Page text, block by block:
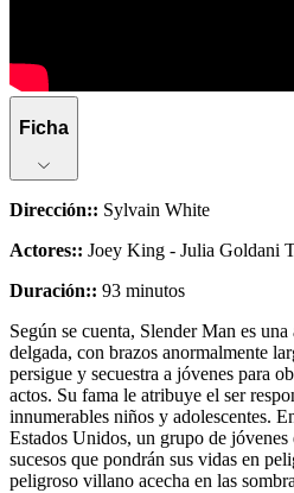
Ficha
Dirección:: Sylvain White
Actores:: Joey King - Julia Goldani
Duración:: 93 minutos
Según se cuenta, Slender Man es
delgada, con brazos anormalmente
persigue y secuestra a jóvenes para
actos. Su fama le atribuye el ser
innumerables niños y adolescentes.
Estados Unidos, un grupo de
sucesos que pondrán sus vidas en
peligroso villano acecha en las